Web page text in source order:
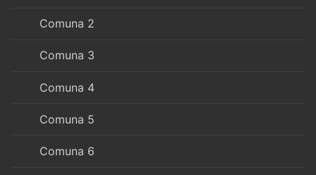
Comuna 2
Comuna 3
Comuna 4
Comuna 5
Comuna 6